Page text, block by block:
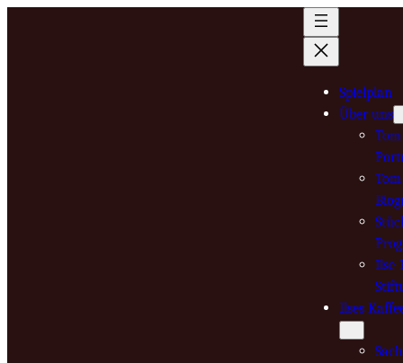
Spielplan
Über uns
Ilses